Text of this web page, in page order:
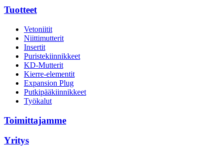
Tuotteet
Vetoniitit
Niittimutterit
Insertit
Puristekiinnikkeet
KD-Mutterit
Kierre-elementit
Expansion Plug
Putkipääkiinnikkeet
Työkalut
Toimittajamme
Yritys